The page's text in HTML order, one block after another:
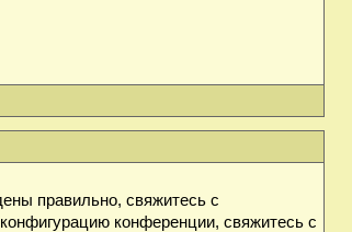
правильно, свяжитесь с
конференции, свяжитесь с